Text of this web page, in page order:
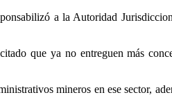
a la Autoridad
que ya no entreguen más
mineros en ese sector,